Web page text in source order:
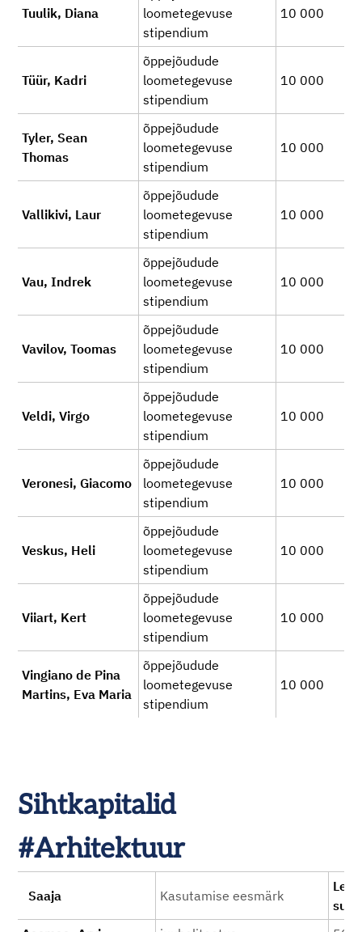
Tuulik, Diana
loometegevuse
stipendium
10 000
Tüür, Kadri
õppejõudude
loometegevuse
stipendium
10 000
Tyler, Sean
Thomas
õppejõudude
loometegevuse
stipendium
10 000
Vallikivi, Laur
õppejõudude
loometegevuse
stipendium
10 000
Vau, Indrek
õppejõudude
loometegevuse
stipendium
10 000
Vavilov, Toomas
õppejõudude
loometegevuse
stipendium
10 000
Veldi, Virgo
õppejõudude
loometegevuse
stipendium
10 000
Veronesi, Giacomo
õppejõudude
loometegevuse
stipendium
10 000
Veskus, Heli
õppejõudude
loometegevuse
stipendium
10 000
Viiart, Kert
õppejõudude
loometegevuse
stipendium
10 000
Vingiano de Pina
Martins, Eva Maria
õppejõudude
loometegevuse
stipendium
10 000
Sihtkapitalid
#Arhitektuur
Saaja Kasutamise eesmärk